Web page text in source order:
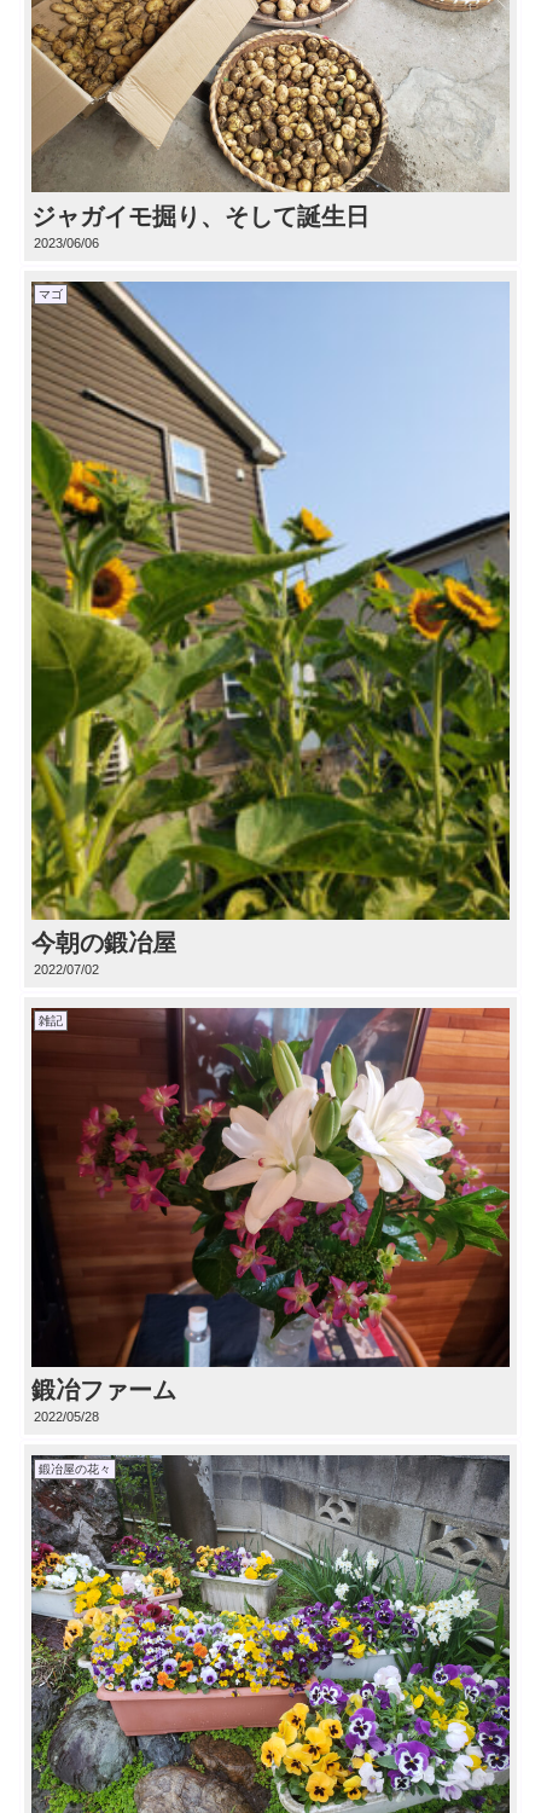
ジャガイモ掘り、そして誕生日
2023/06/06
マゴ
今朝の鍛冶屋
2022/07/02
雑記
鍛冶ファーム
2022/05/28
鍛冶屋の花々